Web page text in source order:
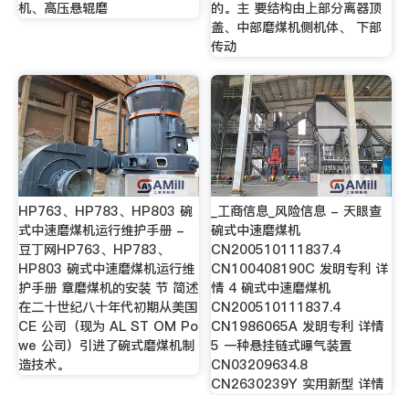
机、高压悬辊磨
的。主 要结构由上部分离器顶
盖、中部磨煤机侧机体、 下部
传动
HP763、HP783、HP803 碗
式中速磨煤机运行维护手册 -
豆丁网HP763、HP783、
HP803 碗式中速磨煤机运行维
护手册 章磨煤机的安装 节 简述
在二十世纪八十年代初期从美国
CE 公司（现为 AL ST OM Po
we 公司）引进了碗式磨煤机制
造技术。
_工商信息_风险信息 - 天眼查
碗式中速磨煤机
CN200510111837.4
CN100408190C 发明专利 详
情 4 碗式中速磨煤机
CN200510111837.4
CN1986065A 发明专利 详情
5 一种悬挂链式曝气装置
CN03209634.8
CN2630239Y 实用新型 详情